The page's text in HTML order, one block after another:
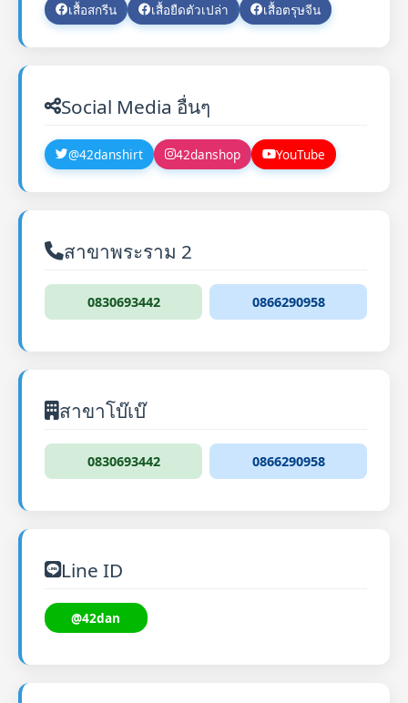
เสื้อสกรีน
เสื้อยืดตัวเปล่า เสื้อตรุษจีน
Social Media อื่นๆ
@42danshirt 42danshop YouTube
สาขาพระราม 2
0830693442 0866290958
สาขาโบ๊เบ๊
0830693442 0866290958
Line ID
@42dan